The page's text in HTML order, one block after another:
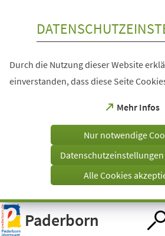
Visuelle
Assistenzsoftware
öffnen.
Durch die Nutzung dieser Website
einverstanden, dass diese Seite
Mehr Infos
(Öffnet
einem
Tab)
Nur notwendige
Alle Cookies
Paderborn